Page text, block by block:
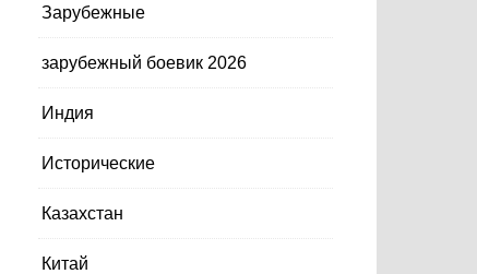
Зарубежные
зарубежный боевик 2026
Индия
Исторические
Казахстан
Китай